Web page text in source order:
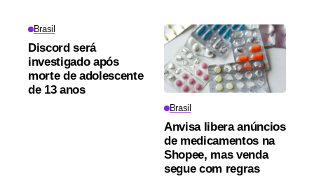
Brasil
Discord será
investigado após
morte de adolescente
de 13 anos
Brasil
Anvisa libera anúncios
de medicamentos na
Shopee, mas venda
segue com regras